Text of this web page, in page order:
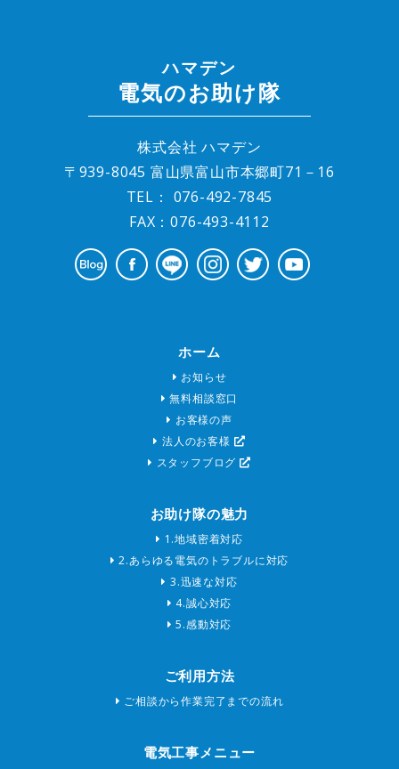
ハマデン
電気のお助け隊
株式会社 ハマデン
〒939-8045 富山県富山市本郷町71－16
TEL： 076-492-7845
FAX：076-493-4112
ホーム
お知らせ
無料相談窓口
お客様の声
法人のお客様
スタッフブログ
お助け隊の魅力
1.地域密着対応
2.あらゆる電気のトラブルに対応
3.迅速な対応
4.誠心対応
5.感動対応
ご利用方法
ご相談から作業完了までの流れ
電気工事メニュー